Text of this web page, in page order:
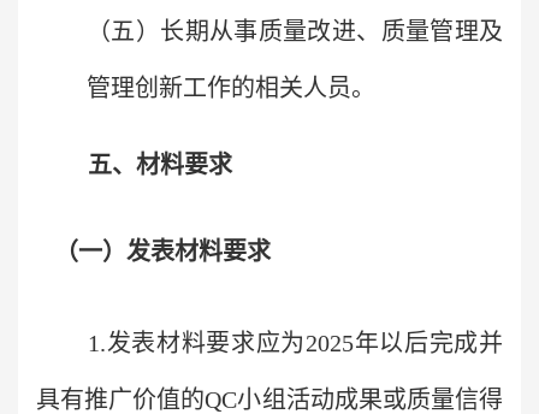
（五）长期从事质量改进、质量管理及
管理创新工作的相关人员。
五、材料要求
（一）发表材料要求
1.发表材料要求应为2025年以后完成并
具有推广价值的QC小组活动成果或质量信得